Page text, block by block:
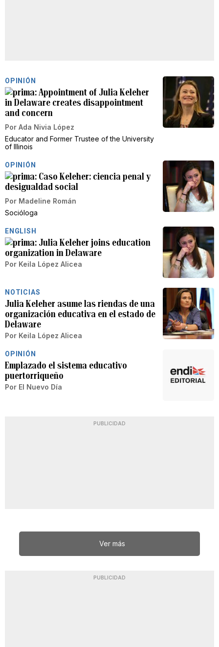
OPINIÓN
Appointment of Julia Keleher
in Delaware creates disappointment
and concern
Por Ada Nivia López
Educator and Former Trustee of the University
of Illinois
OPINIÓN
Caso Keleher: ciencia penal y
desigualdad social
Por Madeline Román
Socióloga
ENGLISH
Julia Keleher joins education
organization in Delaware
Por Keila López Alicea
NOTICIAS
Julia Keleher asume las riendas de una
organización educativa en el estado de
Delaware
Por Keila López Alicea
OPINIÓN
Emplazado el sistema educativo
puertorriqueño
Por El Nuevo Día
PUBLICIDAD
Ver más
PUBLICIDAD